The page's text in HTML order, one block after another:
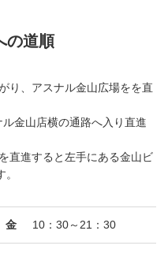
の道順
り、アスナル金山広場をを直
金山店横の通路へ入り直進
直進すると左手にある金山ビ
金 10：30～21：30